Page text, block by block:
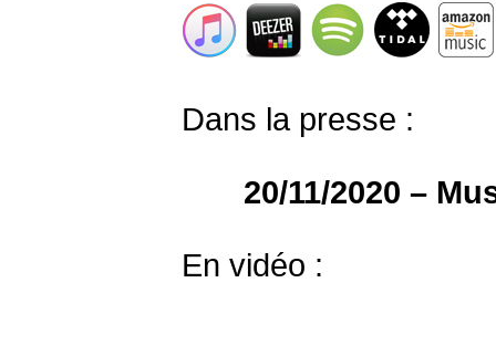
Dans la presse :
20/11/2020 –
En vidéo :